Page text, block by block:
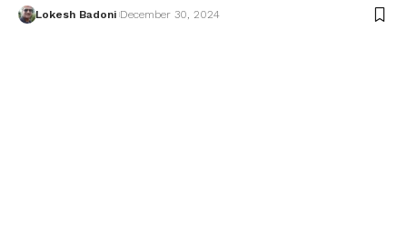
Lokesh Badoni December 30, 2024